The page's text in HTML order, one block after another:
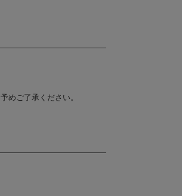
めご了承ください。